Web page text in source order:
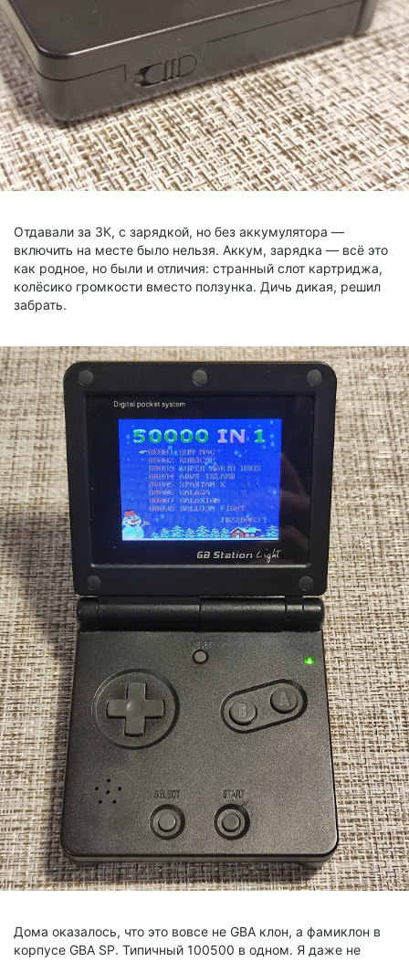
Отдавали за 3К, с зарядкой, но без аккумулятора —
включить на месте было нельзя. Аккум, зарядка — всё это
как родное, но были и отличия: странный слот картриджа,
колёсико громкости вместо ползунка. Дичь дикая, решил
забрать.
Дома оказалось, что это вовсе не GBA клон, а фамиклон в
корпусе GBA SP. Типичный 100500 в одном. Я даже не